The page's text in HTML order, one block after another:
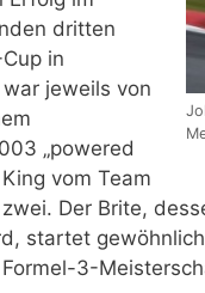
dritten
in
jeweils von
„powered
vom Team
Der Brite,
startet
3-